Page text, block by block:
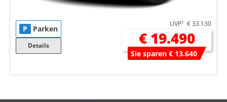
P Parken
Details
UVP1 € 33.130
€ 19.490
Sie sparen € 13.640